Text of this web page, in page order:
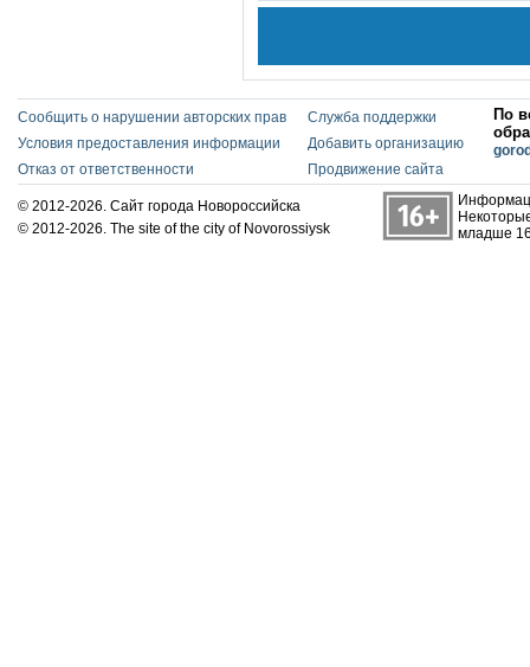
Сообщить о нарушении авторских прав
Условия предоставления информации
Отказ от ответственности
Служба поддержки
Добавить организацию
Продвижение сайта
По
© 2012-2026. Сайт города Новороссийска
© 2012-2026. The site of the city of Novorossiysk
младше